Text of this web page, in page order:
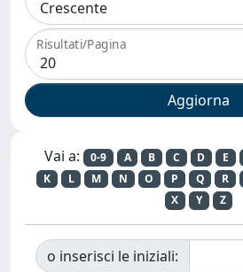
Risultati/Pagina
Vai a: 0-9 A B C D E
K
L M N O P Q R
X
Y Z
o inserisci le iniziali: